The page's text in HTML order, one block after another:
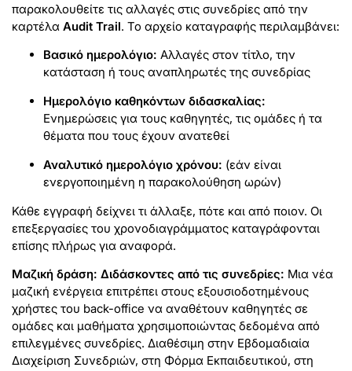
παρακολουθείτε τις αλλαγές στις συνεδρίες από την
καρτέλα Audit Trail. Το αρχείο καταγραφής περιλαμβάνει:
Βασικό ημερολόγιο: Αλλαγές στον τίτλο, την
κατάσταση ή τους αναπληρωτές της συνεδρίας
Ημερολόγιο καθηκόντων διδασκαλίας:
Ενημερώσεις για τους καθηγητές, τις ομάδες ή τα
θέματα που τους έχουν ανατεθεί
Αναλυτικό ημερολόγιο χρόνου: (εάν είναι
ενεργοποιημένη η παρακολούθηση ωρών)
Κάθε εγγραφή δείχνει τι άλλαξε, πότε και από ποιον. Οι
επεξεργασίες του χρονοδιαγράμματος καταγράφονται
επίσης πλήρως για αναφορά.
Μαζική δράση: Διδάσκοντες από τις συνεδρίες: Μια νέα
μαζική ενέργεια επιτρέπει στους εξουσιοδοτημένους
χρήστες του back-office να αναθέτουν καθηγητές σε
ομάδες και μαθήματα χρησιμοποιώντας δεδομένα από
επιλεγμένες συνεδρίες. Διαθέσιμη στην Εβδομαδιαία
Διαχείριση Συνεδριών, στη Φόρμα Εκπαιδευτικού, στη